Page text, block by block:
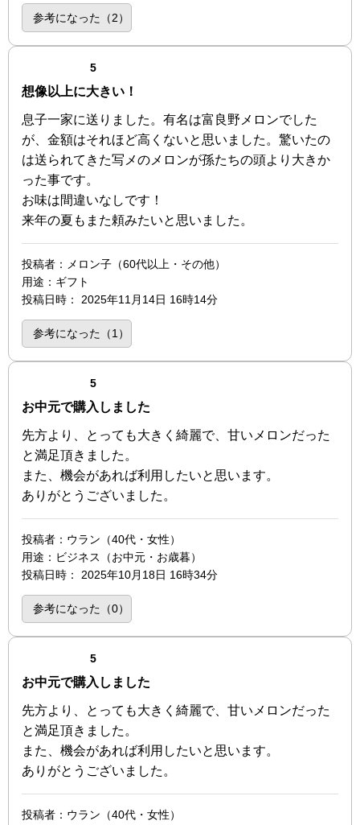
参考になった（2）
5点（5点満点中）
想像以上に大きい！
息子一家に送りました。有名は富良野メロンでした
が、金額はそれほど高くないと思いました。驚いたの
は送られてきた写メのメロンが孫たちの頭より大きか
った事です。
お味は間違いなしです！
来年の夏もまた頼みたいと思いました。
投稿者 ：メロン子（60代以上・その他）
用途 ：ギフト
投稿日時 ： 2025年11月14日 16時14分
参考になった（1）
5点（5点満点中）
お中元で購入しました
先方より、とっても大きく綺麗で、甘いメロンだった
と満足頂きました。
また、機会があれば利用したいと思います。
ありがとうございました。
投稿者 ：ウラン（40代・女性）
用途 ：ビジネス（お中元・お歳暮）
投稿日時 ： 2025年10月18日 16時34分
参考になった（0）
5点（5点満点中）
お中元で購入しました
先方より、とっても大きく綺麗で、甘いメロンだった
と満足頂きました。
また、機会があれば利用したいと思います。
ありがとうございました。
投稿者 ：ウラン（40代・女性）